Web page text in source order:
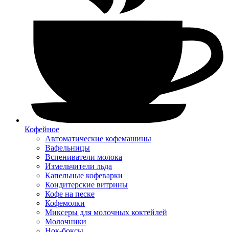
Кофейное
Автоматические кофемашины
Вафельницы
Вспениватели молока
Измельчители льда
Капельные кофеварки
Кондитерские витрины
Кофе на песке
Кофемолки
Миксеры для молочных коктейлей
Молочники